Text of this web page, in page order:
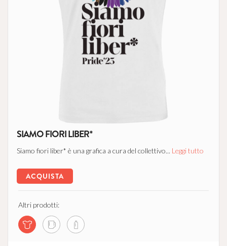
SIAMO FIORI LIBER*
Siamo fiori liber* è una grafica a cura del collettivo... Leggi tutto
ACQUISTA
Altri prodotti: